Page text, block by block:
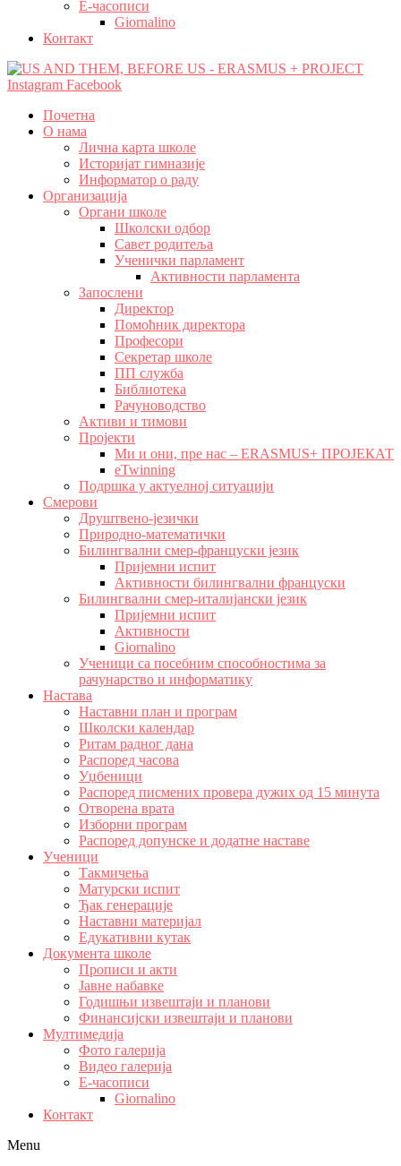
Е-часописи
Giornalino
Контакт
Instagram Facebook
Почетна
О нама
Лична карта школе
Историјат гимназије
Информатор о раду
Организација
Органи школе
Школски одбор
Савет родитеља
Ученички парламент
Активности парламента
Запослени
Директор
Помоћник директора
Професори
Секретар школе
ПП служба
Библиотека
Рачуноводство
Активи и тимови
Пројекти
Ми и они, пре нас – ERASMUS+ ПРОЈЕКАТ
eTwinning
Подршка у актуелној ситуацији
Смерови
Друштвено-језички
Природно-математички
Билингвални смер-француски језик
Пријемни испит
Активности билингвални француски
Билингвални смер-италијански језик
Пријемни испит
Активности
Giornalino
Ученици са посебним способностима за
рачунарство и информатику
Настава
Наставни план и програм
Школски календар
Ритам радног дана
Распоред часова
Уџбеници
Распоред писмених провера дужих од 15 минута
Отворена врата
Изборни програм
Распоред допунске и додатне наставе
Ученици
Такмичења
Матурски испит
Ђак генерације
Наставни материјал
Едукативни кутак
Документа школе
Прописи и акти
Јавне набавке
Годишњи извештаји и планови
Финансијски извештаји и планови
Мултимедија
Фото галерија
Видео галерија
Е-часописи
Giornalino
Контакт
Menu